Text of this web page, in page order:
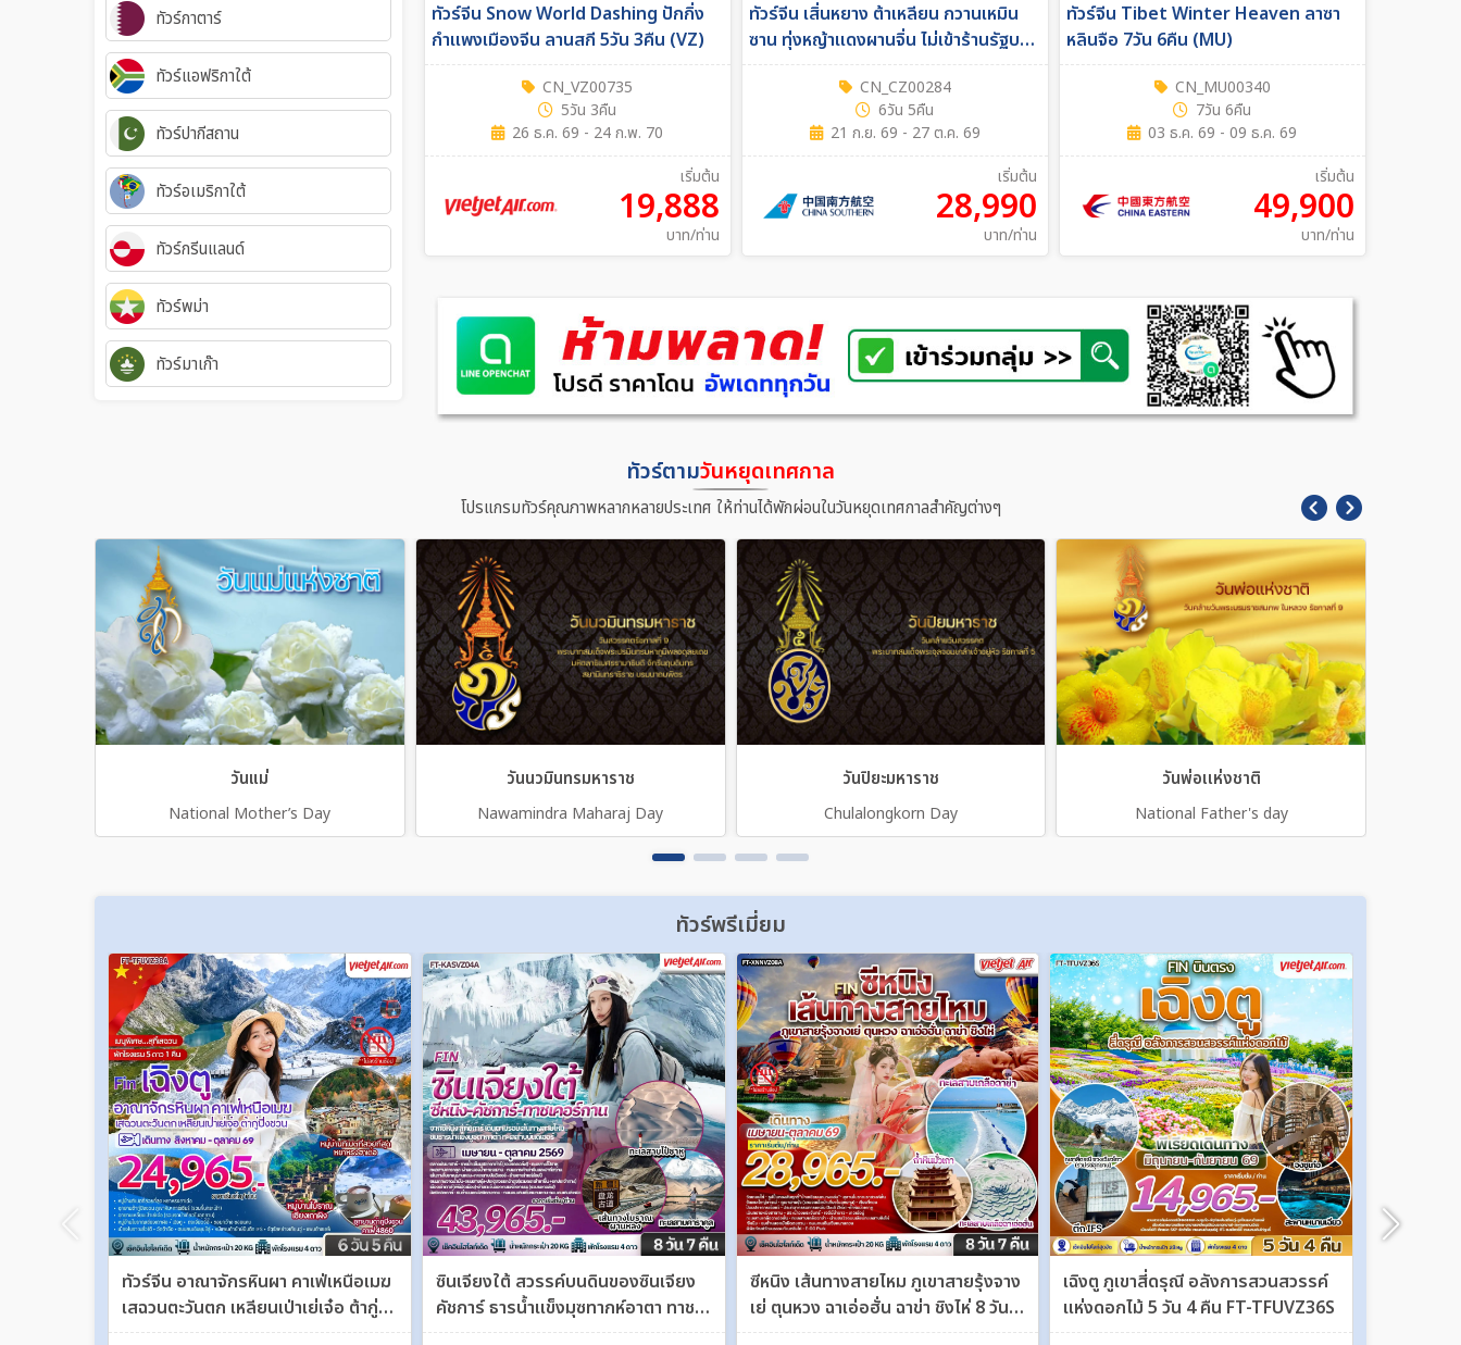
ทัวร์กาตาร์
ทัวร์แอฟริกาใต้
ทัวร์ปากีสถาน
ทัวร์อเมริกาใต้
ทัวร์กรีนแลนด์
ทัวร์พม่า
ทัวร์มาเก๊า
ทัวร์จีน Snow World Dashing ปักกิ่ง
กำแพงเมืองจีน ลานสกี 5วัน 3คืน (VZ)
CN_VZ00735
5วัน 3คืน
26 ธ.ค. 69 - 24 ก.พ. 70
เริ่มต้น
19,888
บาท/ท่าน
ทัวร์จีน เสิ่นหยาง ต้าเหลียน กวานเหมิน
ซาน ทุ่งหญ้าแดงผานจิ่น ไม่เข้าร้านรัฐบาล
6วัน 5คืน (CZ)
CN_CZ00284
6วัน 5คืน
21 ก.ย. 69 - 27 ต.ค. 69
เริ่มต้น
28,990
บาท/ท่าน
ทัวร์จีน Tibet Winter Heaven ลาซา
หลินจือ 7วัน 6คืน (MU)
CN_MU00340
7วัน 6คืน
03 ธ.ค. 69 - 09 ธ.ค. 69
เริ่มต้น
49,900
บาท/ท่าน
ทัวร์ตามวันหยุดเทศกาล
โปรแกรมทัวร์คุณภาพหลากหลายประเทศ ให้ท่านได้พักผ่อนในวันหยุดเทศกาลสำคัญต่างๆ
วันแม่
National Mother’s Day
วันนวมินทรมหาราช
Nawamindra Maharaj Day
วันปิยะมหาราช
Chulalongkorn Day
วันพ่อเเห่งชาติ
National Father's day
ทัวร์พรีเมี่ยม
ทัวร์จีน อาณาจักรหินผา คาเฟ่เหนือเมฆ
เสฉวนตะวันตก เหลียนเป่าเย่เจ๋อ ต้ากู่
ปิ่งชวน 6 วัน 5 คืน FT-TFUVZ38A
ซินเจียงใต้ สวรรค์บนดินของซินเจียง
คัชการ์ ธารน้ำแข็งมุซทากห์อาตา ทาชเค
อร์กาน ซีหนิง ชิงไห่ 8 วัน 7 คืน FT-
ซีหนิง เส้นทางสายไหม ภูเขาสายรุ้งจาง
เย่ ตุนหวง ฉาเอ่อฮั่น ฉาข่า ชิงไห่ 8 วัน 7
คืน FT-XNNVZ08A
เฉิงตู ภูเขาสี่ดรุณี อลังการสวนสวรรค์
แห่งดอกไม้ 5 วัน 4 คืน FT-TFUVZ36S